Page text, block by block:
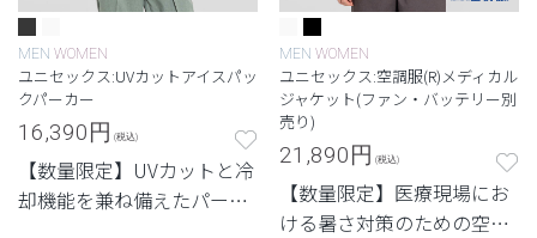
MEN WOMEN
ユニセックス:UVカットアイスパッ
クパーカー
16,390円 (税込)
【数量限定】UVカットと冷
却機能を兼ね備えたパーカ
MEN WOMEN
ユニセックス:空調服(R)メディカル
ジャケット(ファン・バッテリー別
売り)
21,890円 (税込)
【数量限定】医療現場にお
ける暑さ対策のための空調